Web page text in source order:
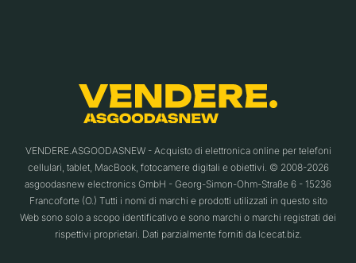
VENDERE.ASGOODASNEW - Acquisto di elettronica online per telefoni
cellulari, tablet, MacBook, fotocamere digitali e obiettivi. © 2008-2026
asgoodasnew electronics GmbH - Georg-Simon-Ohm-Straße 6 - 15236
Francoforte (O.) Tutti i nomi di marchi e prodotti utilizzati in questo sito
Web sono solo a scopo identificativo e sono marchi o marchi registrati dei
rispettivi proprietari. Dati parzialmente forniti da Icecat.biz.